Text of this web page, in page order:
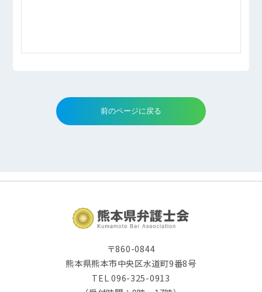
〒860-0844
熊本県熊本市中央区水道町9番8号
TEL 096-325-0913